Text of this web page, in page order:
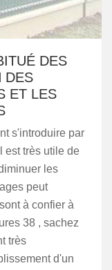
DES
DES
ET LES
s'introduire par
est très utile de
les
peut
à confier à
38 , sachez
très
d'un